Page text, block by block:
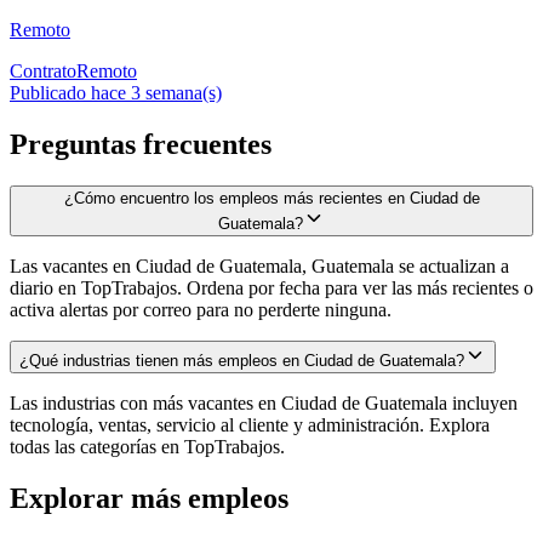
Remoto
ContratoRemoto
Publicado hace 3 semana(s)
Preguntas frecuentes
¿Cómo encuentro los empleos más recientes en Ciudad de
Guatemala?
Las vacantes en Ciudad de Guatemala, Guatemala se actualizan a
diario en TopTrabajos. Ordena por fecha para ver las más recientes o
activa alertas por correo para no perderte ninguna.
¿Qué industrias tienen más empleos en Ciudad de Guatemala?
Las industrias con más vacantes en Ciudad de Guatemala incluyen
tecnología, ventas, servicio al cliente y administración. Explora
todas las categorías en TopTrabajos.
Explorar más empleos